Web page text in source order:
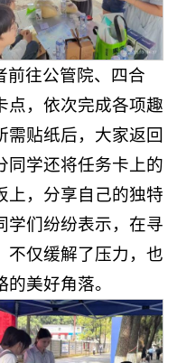
前往公管院、四合
点，依次完成各项趣
需贴纸后，大家返回
同学还将任务卡上的
上，分享自己的独特
学们纷纷表示，在寻
不仅缓解了压力，也
美好角落。